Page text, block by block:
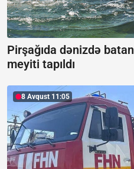
Pirşağıda dənizdə
meyiti tapıldı
8 Avqust 11:05